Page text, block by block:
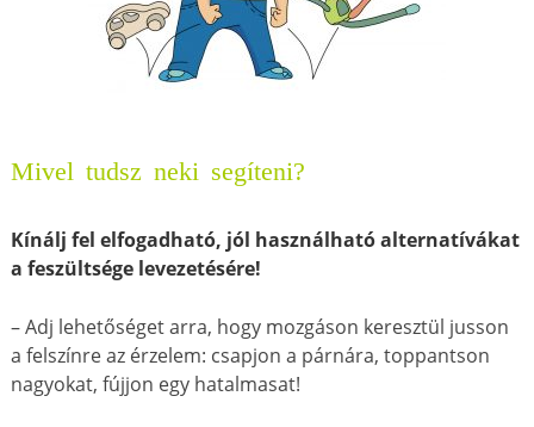
Mivel tudsz neki segíteni?
Kínálj fel elfogadható, jól használható alternatívákat
a feszültsége levezetésére!
– Adj lehetőséget arra, hogy mozgáson keresztül jusson
a felszínre az érzelem: csapjon a párnára, toppantson
nagyokat, fújjon egy hatalmasat!